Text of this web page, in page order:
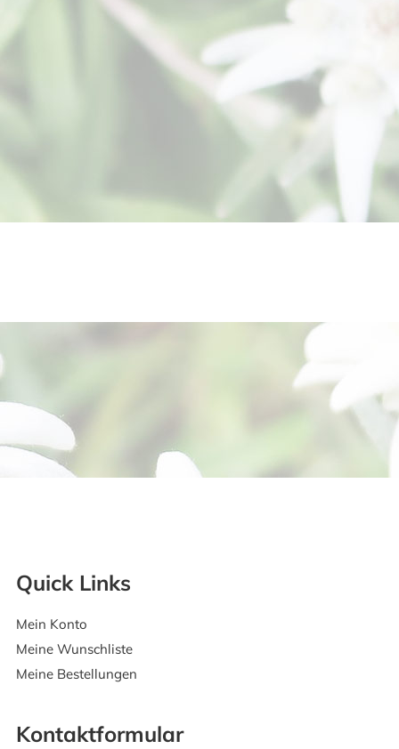
Quick Links
Mein Konto
Meine Wunschliste
Meine Bestellungen
Kontaktformular